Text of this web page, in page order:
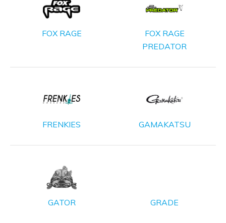
FOX RAGE
FOX RAGE
PREDATOR
FRENKIES GAMAKATSU
GATOR GRADE